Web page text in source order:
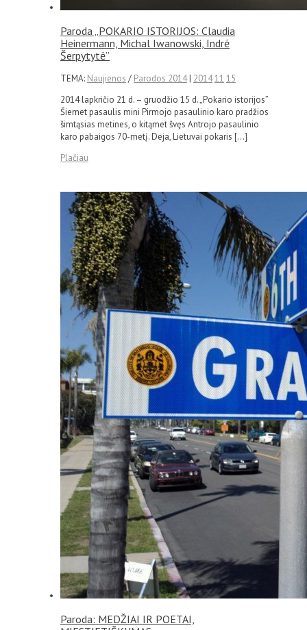
Paroda „POKARIO ISTORIJOS: Claudia
Heinermann, Michal Iwanowski, Indrė
Šerpytytė”
TEMA: Naujienos / Parodos 2014| 201411 15
2014 lapkričio 21 d. – gruodžio 15 d. „Pokario istorijos”
Šiemet pasaulis mini Pirmojo pasaulinio karo pradžios
šimtąsias metines, o kitąmet švęs Antrojo pasaulinio
karo pabaigos 70-metį. Deja, Lietuvai pokaris […]
Plačiau
Paroda: MEDŽIAI IR POETAI,